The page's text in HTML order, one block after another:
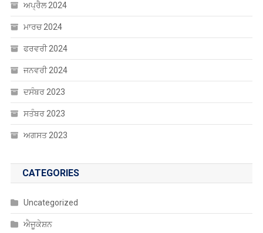
ਅਪ੍ਰੈਲ 2024
ਮਾਰਚ 2024
ਫਰਵਰੀ 2024
ਜਨਵਰੀ 2024
ਦਸੰਬਰ 2023
ਸਤੰਬਰ 2023
ਅਗਸਤ 2023
CATEGORIES
Uncategorized
ਐਜੂਕੇਸ਼ਨ